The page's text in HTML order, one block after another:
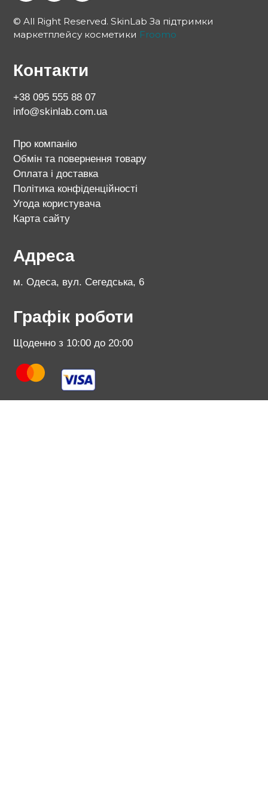
© All Right Reserved. SkinLab За підтримки
маркетплейсу косметики Froomo
Контакти
+38 095 555 88 07
info@skinlab.com.ua
Про компанію
Обмін та повернення товару
Оплата і доставка
Політика конфіденційності
Угода користувача
Карта сайту
Адреса
м. Одеса, вул. Сегедська, 6
Графік роботи
Щоденно з 10:00 до 20:00